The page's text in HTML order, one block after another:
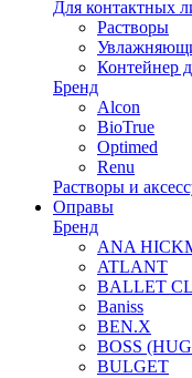
Для контактных
Растворы
Контейнер
Бренд
Alcon
BioTrue
Optimed
Renu
Растворы и
Оправы
Бренд
ANA
ATLANT
BALLET
Baniss
BEN.X
BOSS
BULGET